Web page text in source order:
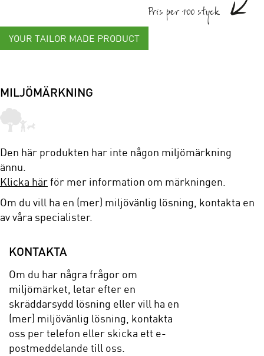
Pris per 100 styck
YOUR TAILOR MADE PRODUCT
MILJÖMÄRKNING
Den här produkten har inte någon miljömärkning
ännu.
Klicka härför mer information om märkningen.
Om du vill ha en (mer) miljövänlig lösning, kontakta en
av våra specialister.
KONTAKTA
Om du har några frågor om
miljömärket, letar efter en
skräddarsydd lösning eller vill ha en
(mer) miljövänlig lösning, kontakta
oss per telefon eller skicka ett e-
postmeddelande till oss.